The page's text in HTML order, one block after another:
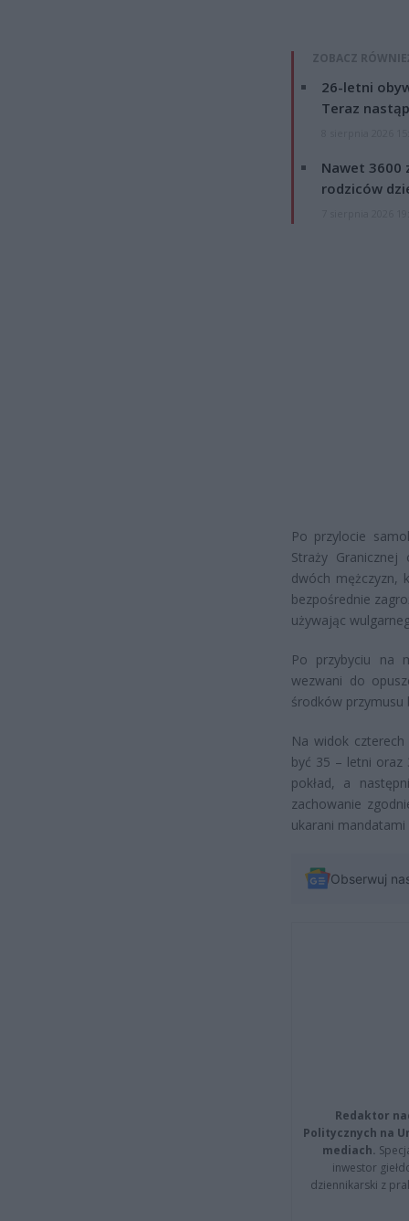
ZOBACZ
26-letni
Teraz
Nawet 3600
rodziców
Po przylocie
Straży
dwóch mężczyzn,
bezpośrednie
używając
Po przybyciu na
wezwani do
środków przymusu
Na widok
być 35 – letni oraz
pokład, a
zachowanie
ukarani
Obserwuj
Redaktor
Politycznych na
mediach.
inwestor
dziennikarski z